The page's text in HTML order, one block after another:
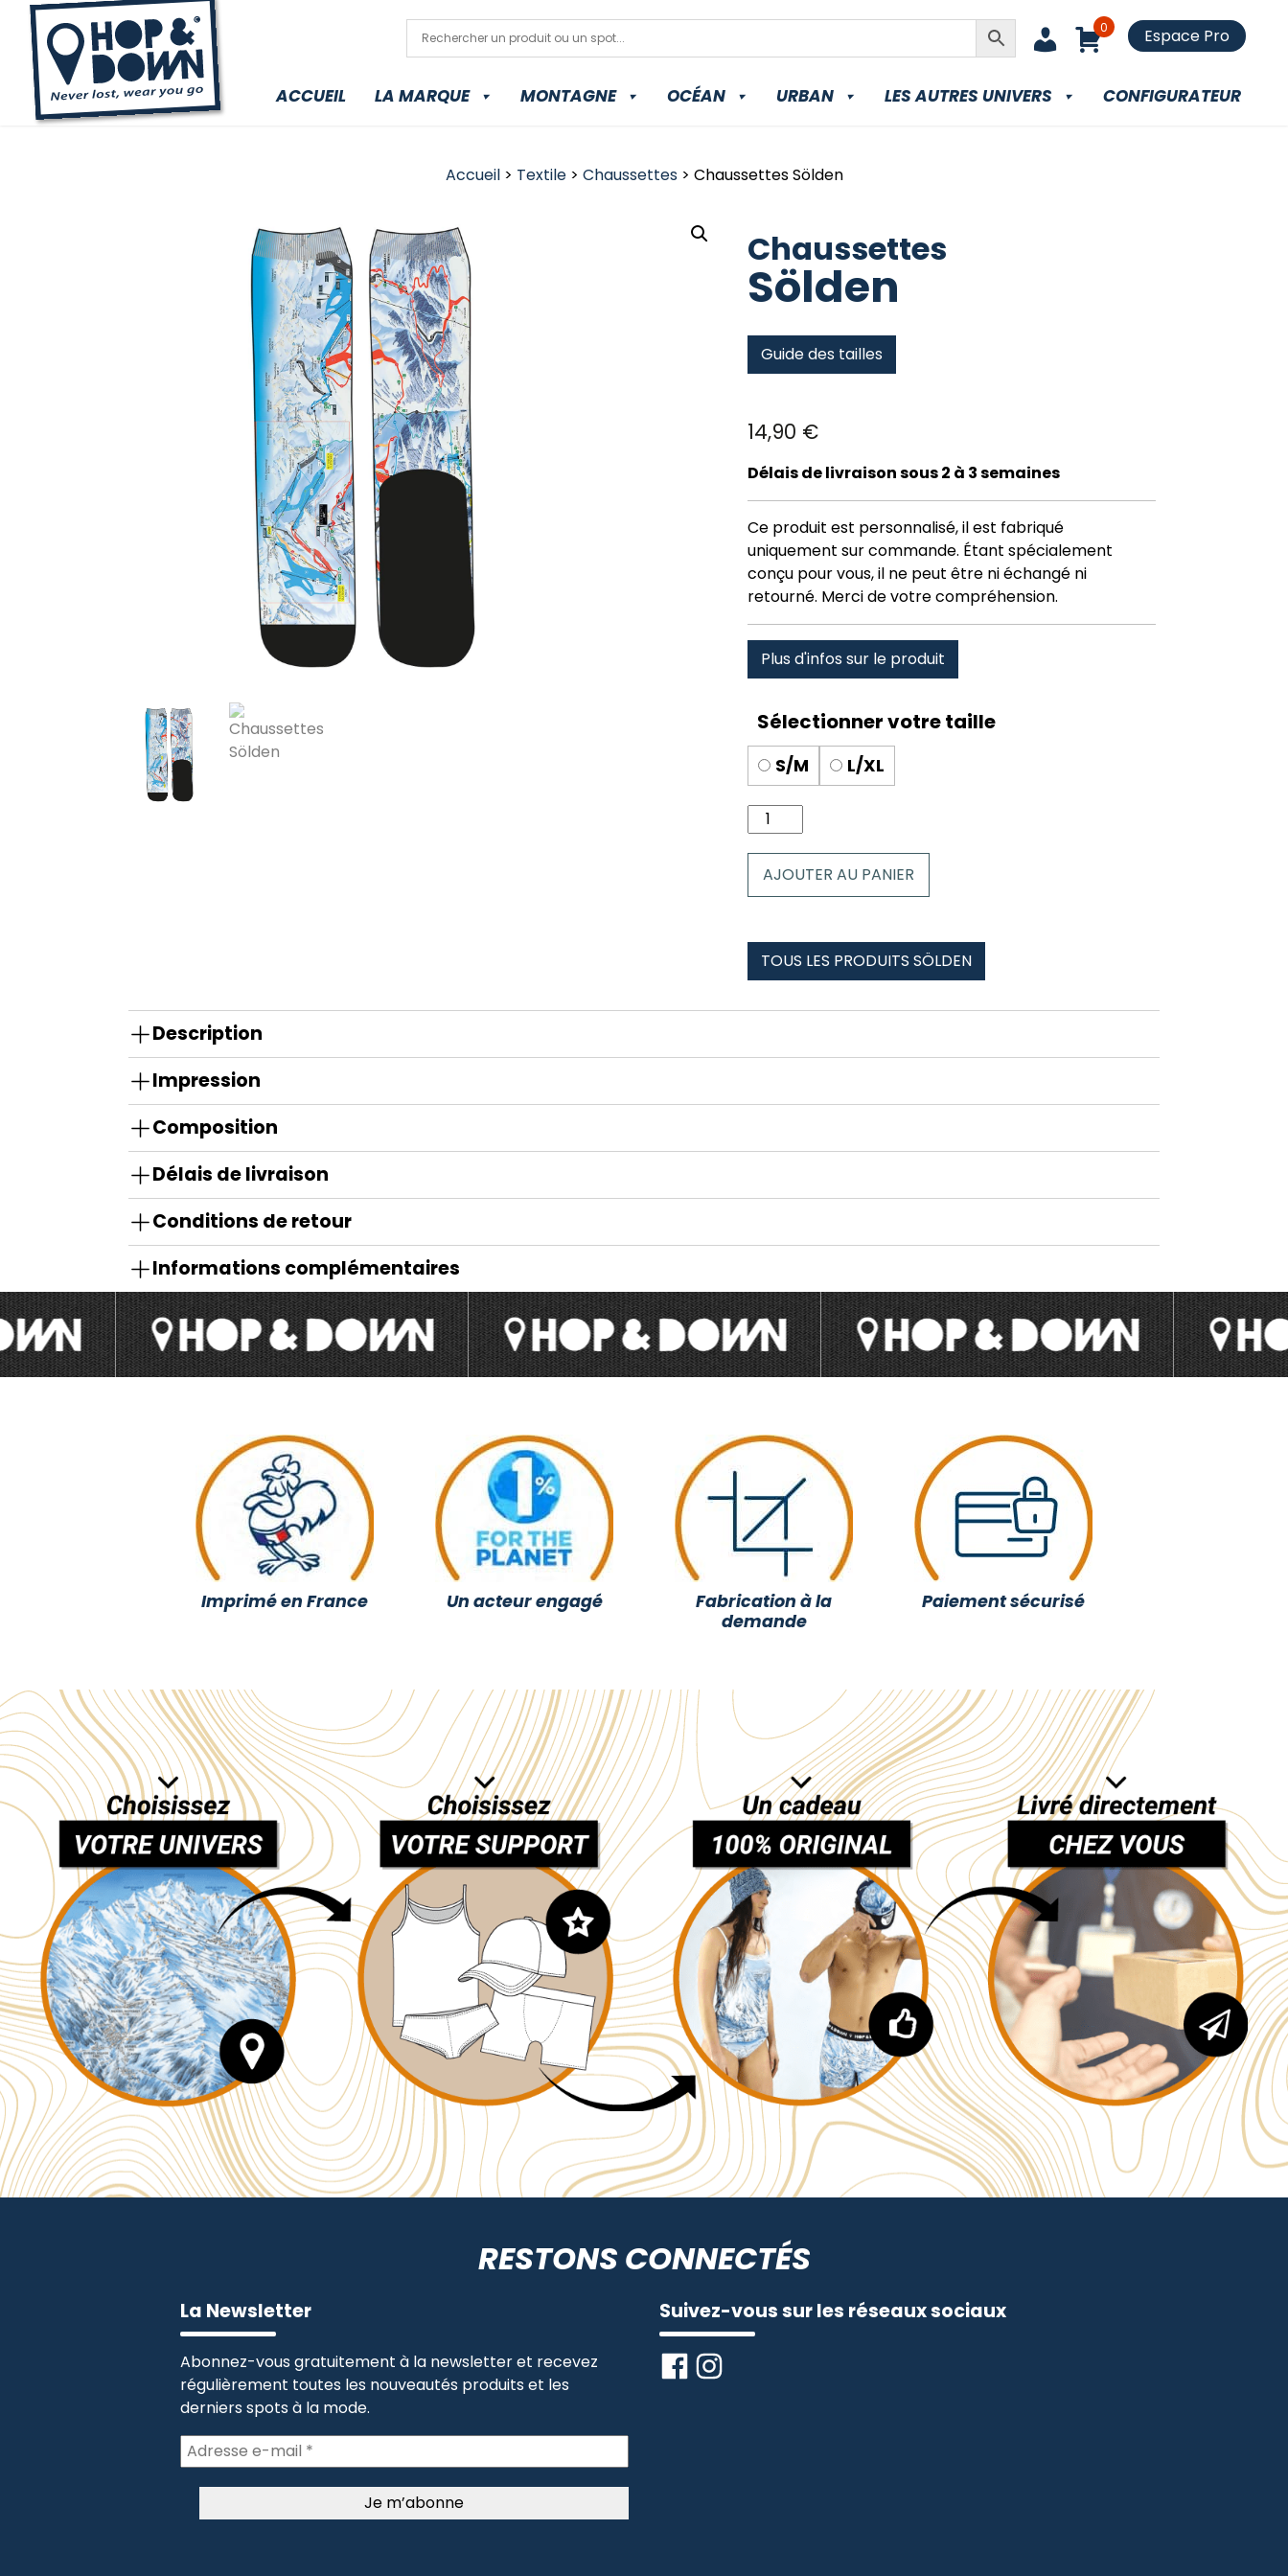
0 Espace Pro
ACCUEIL LA MARQUE MONTAGNE OCÉAN URBAN LES AUTRES UNIVERS CONFIGURATEUR
Accueil> Textile> Chaussettes> Chaussettes Sölden
Chaussettes
Sölden
Guide des tailles
14,90 €
Délais de livraison sous 2 à 3 semaines
Ce produit est personnalisé, il est fabriqué
uniquement sur commande. Étant spécialement
conçu pour vous, il ne peut être ni échangé ni
retourné. Merci de votre compréhension.
Plus d'infos sur le produit
S/M L/XL
quantité
de
Sölden
AJOUTER AU PANIER
TOUS LES PRODUITS SÖLDEN
Description
Impression
Composition
Délais de livraison
Conditions de retour
Informations complémentaires
Imprimé en France Un acteur engagé
Fabrication à la
demande
Paiement sécurisé
RESTONS CONNECTÉS
La Newsletter
Abonnez-vous gratuitement à la newsletter et recevez
régulièrement toutes les nouveautés produits et les
derniers spots à la mode.
Suivez-vous sur les réseaux sociaux